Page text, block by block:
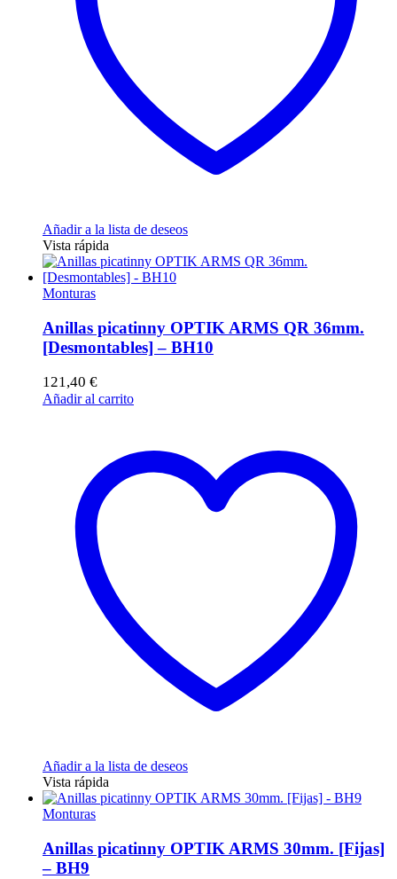
Añadir a la lista de deseos
Vista rápida
Monturas
Anillas picatinny OPTIK ARMS QR 36mm.
[Desmontables] – BH10
121,40 €
Añadir al carrito
Añadir a la lista de deseos
Vista rápida
Monturas
Anillas picatinny OPTIK ARMS 30mm. [Fijas]
– BH9